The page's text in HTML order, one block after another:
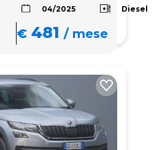
04/2025 Diesel
€ 481 /mese